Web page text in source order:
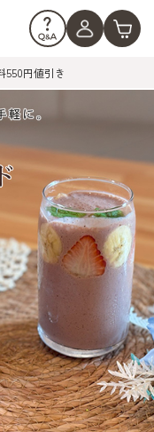
550円値引き